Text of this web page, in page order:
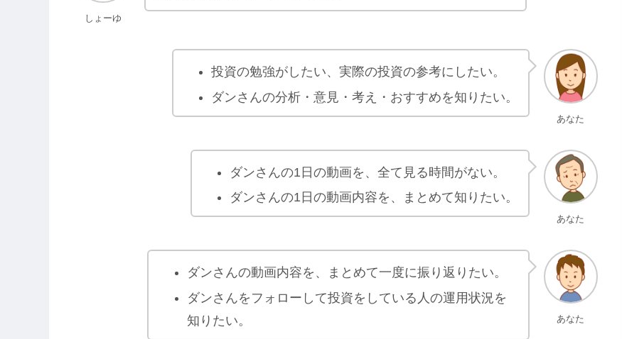
しょーゆ
あなた
投資の勉強がしたい、実際の投資の参考にしたい。
ダンさんの分析・意見・考え・おすすめを知りたい。
あなた
ダンさんの1日の動画を、全て見る時間がない。
ダンさんの1日の動画内容を、まとめて知りたい。
あなた
ダンさんの動画内容を、まとめて一度に振り返りたい。
ダンさんをフォローして投資をしている人の運用状況を
知りたい。